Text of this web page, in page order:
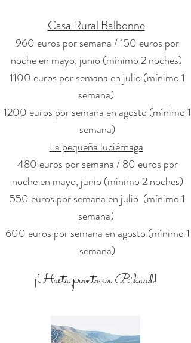
Casa Rural Balbonne
960 euros por semana / 150 euros por
noche en mayo, junio (mínimo 2 noches)
1100 euros por semana en julio (mínimo 1
semana)
1200 euros por semana en agosto (mínimo 1
semana)
La pequeña luciérnaga
480 euros por semana / 80 euros por
noche en mayo, junio (mínimo 2 noches)
550 euros por semana en julio (mínimo 1
semana)
600 euros por semana en agosto (mínimo 1
semana)
¡Hasta pronto en Bibaud!